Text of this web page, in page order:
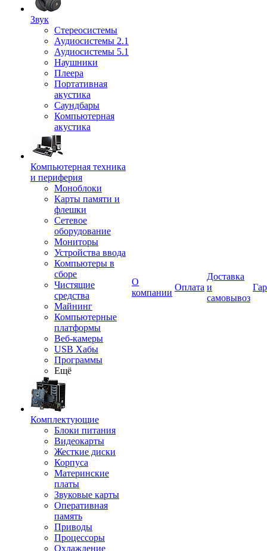
Звук
Стереосистемы
Аудиосистемы 2.1
Аудиосистемы 5.1
Наушники
Плеера
Портативная
акустика
Саундбары
Компьютерная
акустика
Компьютерная техника
и периферия
Моноблоки
Карты памяти и
флешки
Сетевое
оборудование
Мониторы
Устройства ввода
Компьютеры в
сборе
Чистящие
средства
Майнинг
Компьютерные
платформы
Веб-камеры
USB Хабы
Программы
Ещё
Комплектующие
Блоки питания
Видеокарты
Жесткие диски
Корпуса
Материнские
платы
Звуковые карты
Оперативная
память
Приводы
Процессоры
Охлаждение
О
компании
Оплата
Доставка
и
самовывоз